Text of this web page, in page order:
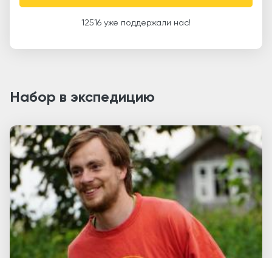
12516 уже поддержали нас!
Набор в экспедицию